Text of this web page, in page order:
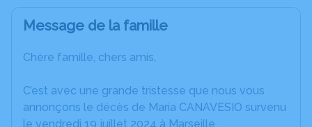
Message de la famille
Chère famille, chers amis,
C’est avec une grande tristesse que nous vous
annonçons le décès de Maria CANAVESIO survenu
le vendredi 19 juillet 2024 à Marseille.